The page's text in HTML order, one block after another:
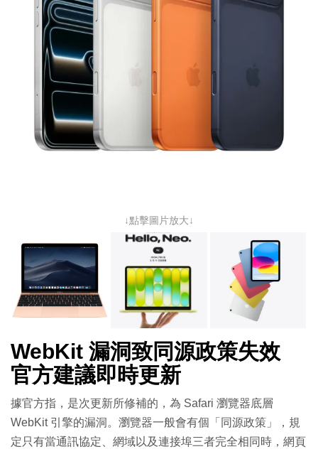
↓點擊圖片放大↓
WebKit 漏洞致同源政策失效
官方建議即時更新
據官方指，是次更新所修補的，為 Safari 瀏覽器底層
WebKit 引擎的漏洞。瀏覽器一般會有個「同源政策」，規
定只有當通訊協定、網域以及連接埠三者完全相同時，網頁